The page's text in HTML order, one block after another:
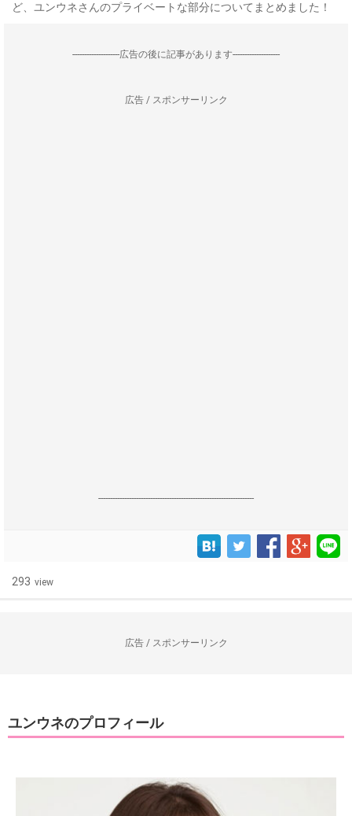
ど、ユンウネさんのプライベートな部分についてまとめました！
--------------------広告の後に記事があります--------------------
広告 / スポンサーリンク
------------------------------------------------------------------
293 view
広告 / スポンサーリンク
ユンウネのプロフィール